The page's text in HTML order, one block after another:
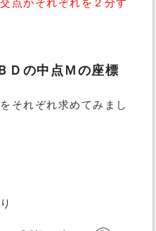
点がそれぞれを２分す
の中点Ｍの座標
それぞれ求めてみまし